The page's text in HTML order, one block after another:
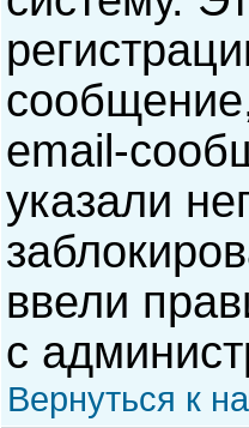
email-
указали
ввели
с
Вернуться к